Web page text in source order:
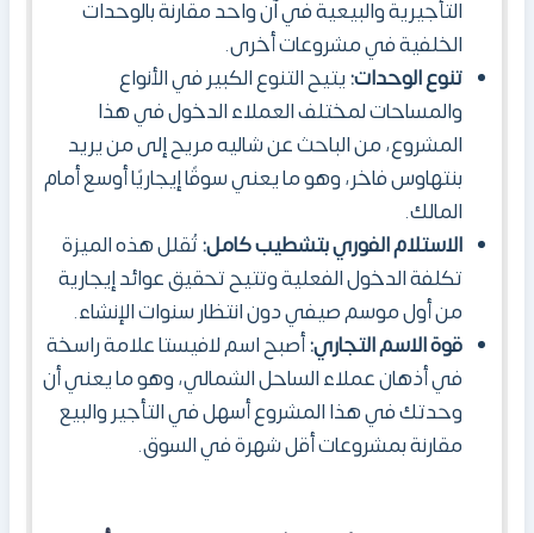
التأجيرية والبيعية في آن واحد مقارنة بالوحدات
الخلفية في مشروعات أخرى.
تنوع الوحدات:يتيح التنوع الكبير في الأنواع
والمساحات لمختلف العملاء الدخول في هذا
المشروع، من الباحث عن شاليه مريح إلى من يريد
بنتهاوس فاخر، وهو ما يعني سوقًا إيجاريًا أوسع أمام
المالك.
الاستلام الفوري بتشطيب كامل:تُقلل هذه الميزة
تكلفة الدخول الفعلية وتتيح تحقيق عوائد إيجارية
من أول موسم صيفي دون انتظار سنوات الإنشاء.
قوة الاسم التجاري:أصبح اسم لافيستا علامة راسخة
في أذهان عملاء الساحل الشمالي، وهو ما يعني أن
وحدتك في هذا المشروع أسهل في التأجير والبيع
مقارنة بمشروعات أقل شهرة في السوق.